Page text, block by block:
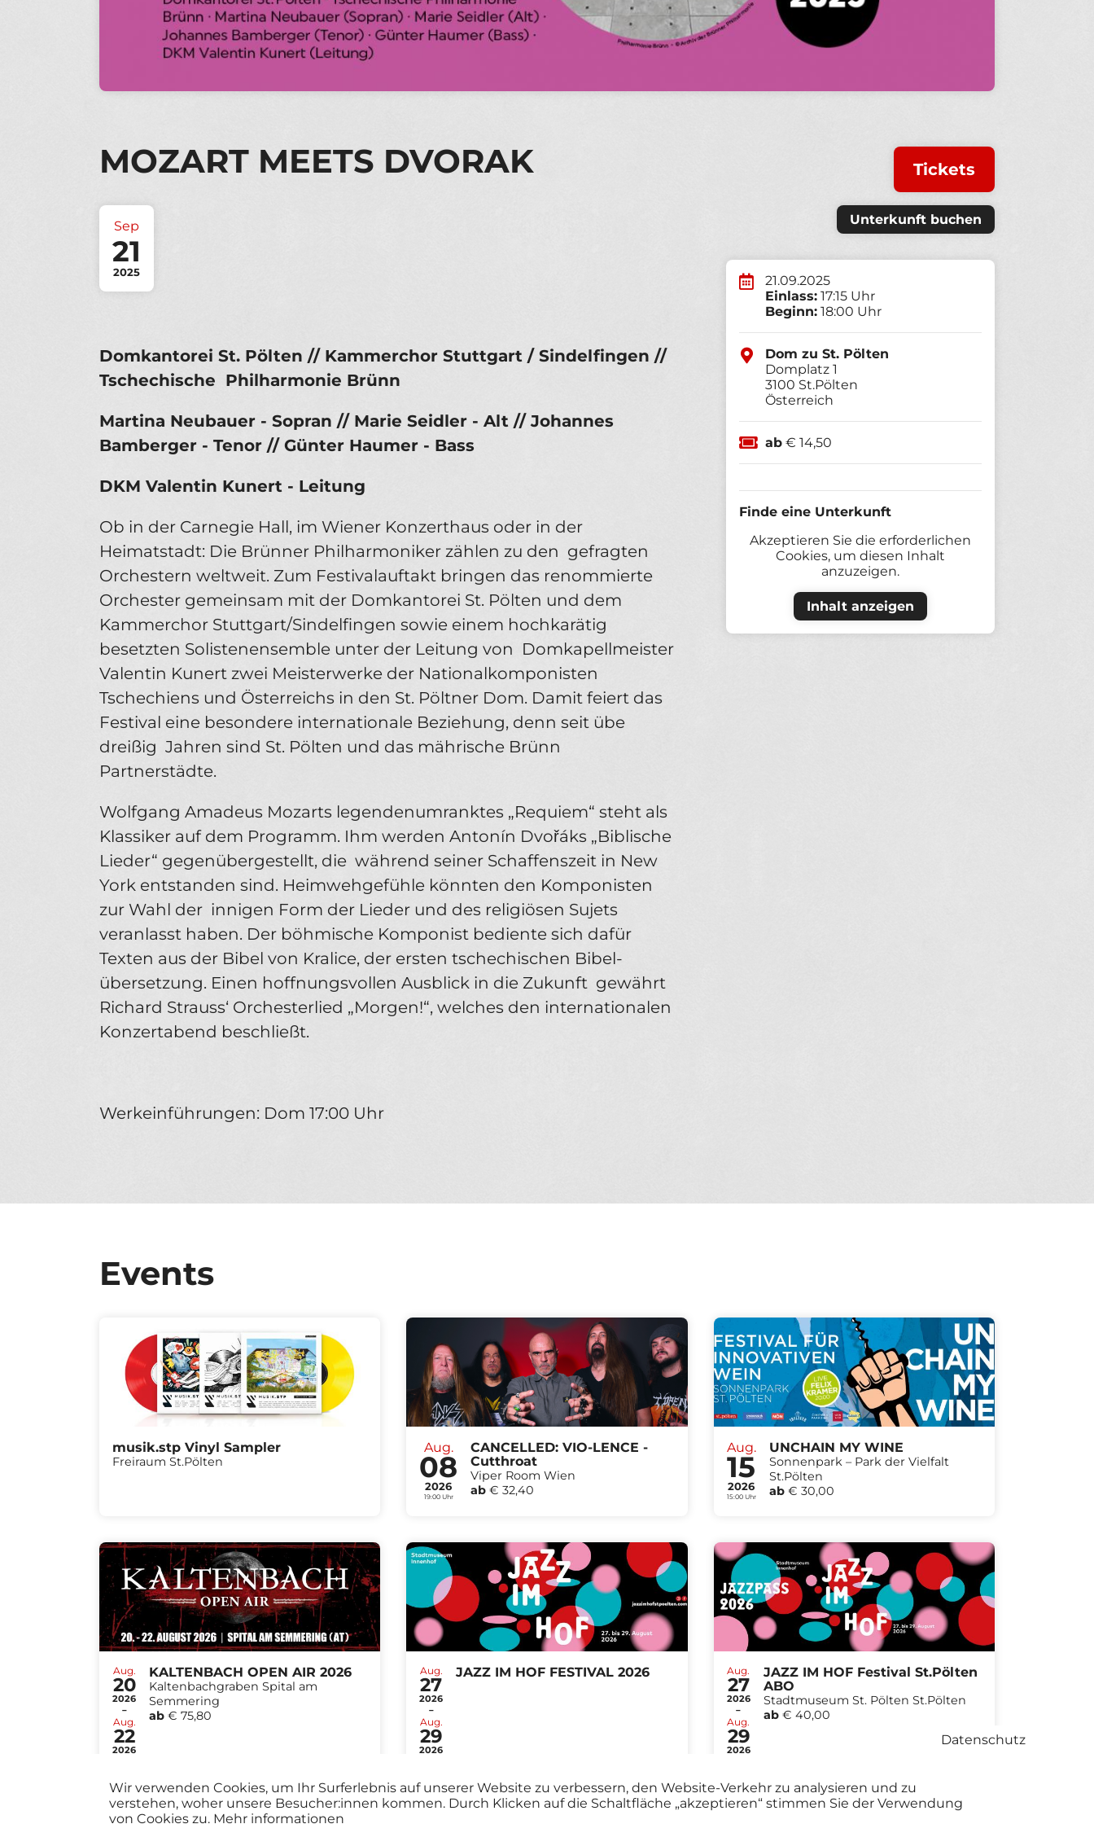
MOZART MEETS DVORAK
Sep
21
2025
Domkantorei St. Pölten // Kammerchor Stuttgart / Sindelfingen //
Tschechische ­ Philharmonie Brünn
Martina Neubauer - Sopran // Marie Seidler - Alt // Johannes
Bamberger - Tenor // Günter Haumer - Bass
DKM Valentin Kunert - Leitung
Ob in der Carnegie Hall, im Wiener Konzerthaus oder in der
Heimatstadt: Die Brünner Philharmoniker zählen zu den ­ gefragten
Orchestern weltweit. Zum Festivalauftakt bringen das renommierte
Orchester gemeinsam mit der Domkantorei St. Pölten und dem
Kammerchor Stuttgart/Sindelfingen sowie einem hochkarätig
besetzten Solistenensemble unter der Leitung von ­ Domkapellmeister
Valentin Kunert zwei Meisterwerke der Nationalkomponisten
Tschechiens und Österreichs in den St. Pöltner Dom. Damit feiert das
Festival eine besondere internationale Beziehung, denn seit übe
dreißig ­ Jahren sind St. Pölten und das mährische Brünn
Partnerstädte.
Wolfgang Amadeus Mozarts legendenumranktes „Requiem“ steht als
Klassiker auf dem Programm. Ihm werden Antonín Dvořáks „Biblische
Lieder“ gegenübergestellt, die ­ während seiner Schaffenszeit in New
York entstanden sind. Heimwehgefühle könnten den Komponisten
zur Wahl der ­ innigen Form der Lieder und des religiösen Sujets
veranlasst haben. Der böhmische Komponist bediente sich dafür
Texten aus der Bibel von Kralice, der ersten tschechischen Bibel­
übersetzung. Einen hoffnungsvollen Ausblick in die Zukunft ­ gewährt
Richard Strauss‘ Orchesterlied „Morgen!“, welches den internationalen
Konzertabend beschließt.
Werkeinführungen: Dom 17:00 Uhr
Tickets
Unterkunft buchen
21.09.2025
Einlass: 17:15 Uhr
Beginn: 18:00 Uhr
Dom zu St. Pölten
Domplatz 1
3100 St.Pölten
Österreich
ab € 14,50
Finde eine Unterkunft
Akzeptieren Sie die erforderlichen
Cookies, um diesen Inhalt
anzuzeigen.
Inhalt anzeigen
Events
musik.stp Vinyl Sampler
Freiraum St.Pölten
Aug.
08
2026
19:00 Uhr
CANCELLED: VIO-LENCE -
Cutthroat
Viper Room Wien
ab € 32,40
Aug.
15
2026
15:00 Uhr
UNCHAIN MY WINE
Sonnenpark – Park der Vielfalt
St.Pölten
ab€ 30,00
Aug.
20
2026
-
Aug.
22
2026
KALTENBACH OPEN AIR 2026
Kaltenbachgraben Spital am
Semmering
ab € 75,80
Aug.
27
2026
-
Aug.
29
2026
JAZZ IM HOF FESTIVAL 2026 Aug.
27
2026
-
Aug.
29
2026
JAZZ IM HOF Festival St.Pölten
ABO
Stadtmuseum St. Pölten St.Pölten
ab€ 40,00
Datenschutz
Wir verwenden Cookies, um Ihr Surferlebnis auf unserer Website zu verbessern, den Website-Verkehr zu analysieren und zu
verstehen, woher unsere Besucher:innen kommen. Durch Klicken auf die Schaltfläche „akzeptieren“ stimmen Sie der Verwendung
von Cookies zu. Mehr informationen